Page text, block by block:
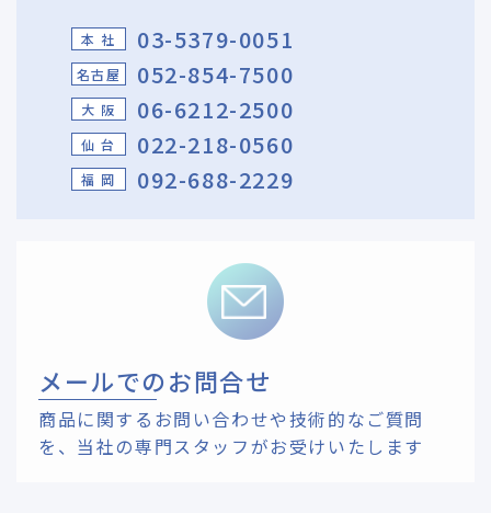
本 社 03-5379-0051
名古屋 052-854-7500
大 阪 06-6212-2500
仙 台 022-218-0560
福 岡 092-688-2229
メールでのお問合せ
商品に関するお問い合わせや技術的なご質問
を、 当社の専門スタッフがお受けいたします